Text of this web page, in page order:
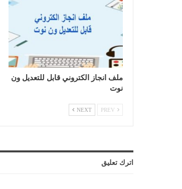
ملف انجاز الكتروني قابل للتعديل ون
نوت
NEXT
اترك تعليق